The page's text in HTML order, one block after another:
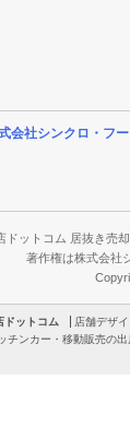
会社シンクロ・フ
ドットコム 居抜き売
著作権は株式会社
ドットコム 店舗デザ
チンカー・移動販売の